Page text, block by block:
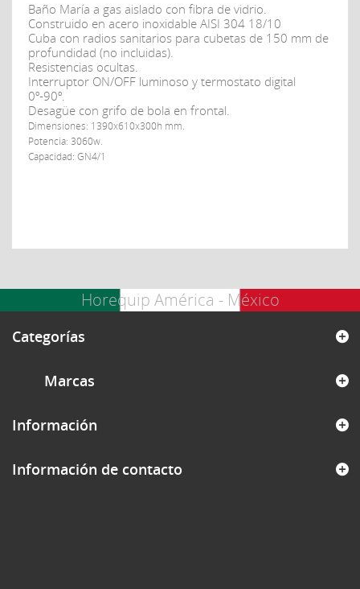
Baño María a gas aislado con fibra de vidrio.
Construido en acero inoxidable AISI 304 18/10
Cuba con radios sanitarios para cubetas de 150 mm de
profundidad (no incluidas).
Resistencias ocultas.
Interruptor ON/OFF luminoso y termostato digital
0º-90º.
Desagüe con grifo de bola en frontal.
Dimensiones: 1390x610x300h mm.
Potencia: 3060w.
Capacidad: GN4/1
Horequip América - México
Categorías
Marcas
Información
Información de contacto